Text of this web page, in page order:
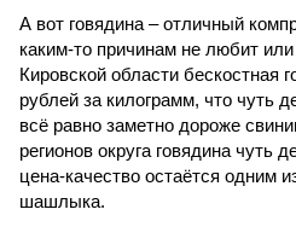
А вот говядина – отличный
каким-то причинам не любит
Кировской области бескостная
рублей за килограмм, что чуть
всё равно заметно дороже
регионов округа говядина чуть
цена-качество остаётся одним
шашлыка.